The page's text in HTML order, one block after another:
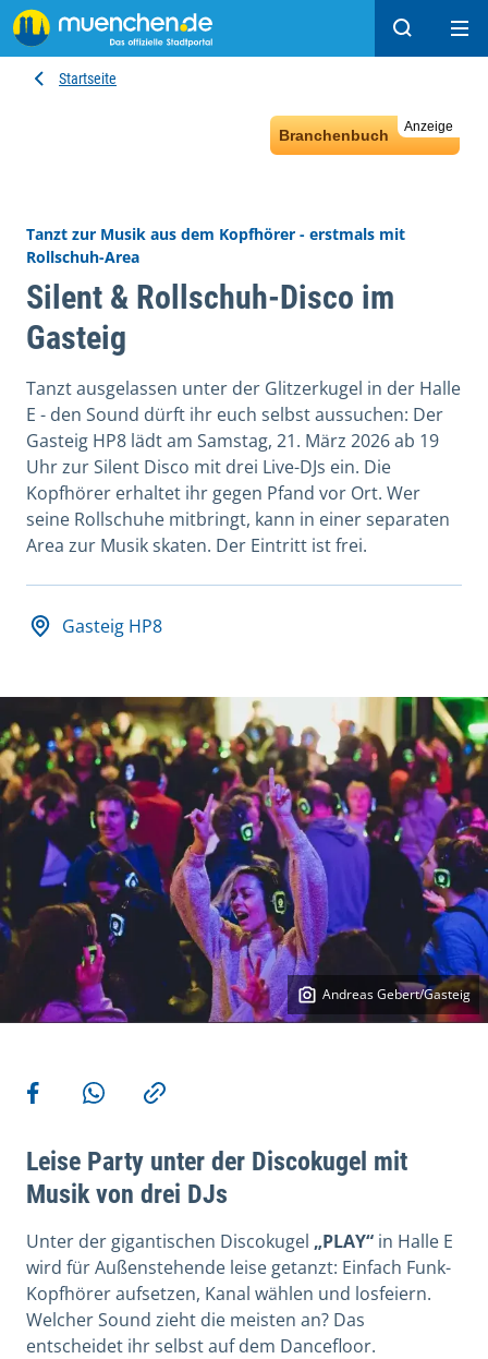
Suchen
Startseite
Anzeige
Branchenbuch
Tanzt zur Musik aus dem Kopfhörer - erstmals mit
Rollschuh-Area
Silent & Rollschuh-Disco im
Gasteig
Tanzt ausgelassen unter der Glitzerkugel in der Halle
E - den Sound dürft ihr euch selbst aussuchen: Der
Gasteig HP8 lädt am Samstag, 21. März 2026 ab 19
Uhr zur Silent Disco mit drei Live-DJs ein. Die
Kopfhörer erhaltet ihr gegen Pfand vor Ort. Wer
seine Rollschuhe mitbringt, kann in einer separaten
Area zur Musik skaten. Der Eintritt ist frei.
Datum und Veranstaltungsort
Gasteig HP8
Andreas Gebert/Gasteig
Weitere Aktionen
Teilen auf Facebook
Teilen via WhatsApp
Kopieren
Leise Party unter der Discokugel mit
Musik von drei DJs
Unter der gigantischen Discokugel „PLAY“ in Halle E
wird für Außenstehende leise getanzt: Einfach Funk-
Kopfhörer aufsetzen, Kanal wählen und losfeiern.
Welcher Sound zieht die meisten an? Das
entscheidet ihr selbst auf dem Dancefloor.